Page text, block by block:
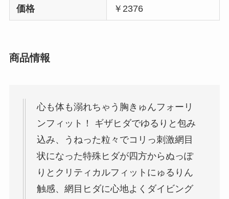
価格 ￥2376
商品情報
心も体も溺れちゃう胸きゅんフォーリ
ンフィット！ ギザヒダでゆるりと包み
込み、うねった粒々でコリっ刺激網目
状になった特殊ヒダが四方からぬっぽ
りとクリティカルフィットにゅるりん
触感、網目ヒダに心地よくダイビング